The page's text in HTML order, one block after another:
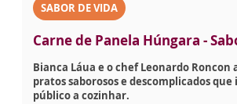
SABOR DE VIDA
Carne de Panela Húngara -
Bianca Láua e o chef Leonardo Roncon
pratos saborosos e descomplicados
público a cozinhar.